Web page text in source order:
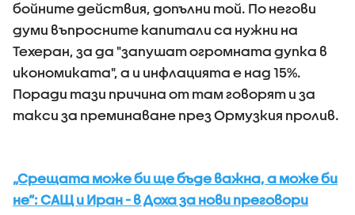
бойните действия, допълни той. По негови
думи въпросните капитали са нужни на
Техеран, за да "запушат огромната дупка в
икономиката", а и инфлацията е над 15%.
Поради тази причина от там говорят и за
такси за преминаване през Ормузкия пролив.
„Срещата може би ще бъде важна, а може би
не“: САЩ и Иран - в Доха за нови преговори